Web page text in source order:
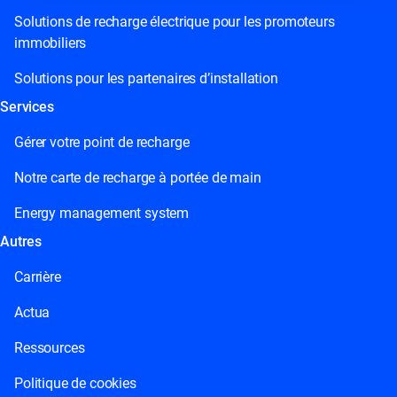
Solutions de recharge électrique pour les promoteurs
immobiliers
Solutions pour les partenaires d’installation
Services
Gérer votre point de recharge
Notre carte de recharge à portée de main
Energy management system
Autres
Carrière
Actua
Ressources
Politique de cookies